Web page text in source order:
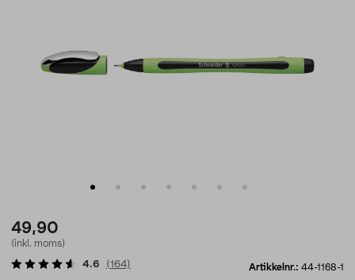
49,90
(inkl. moms)
Artikkelnr.: 44-1168-1
4.6 (164)